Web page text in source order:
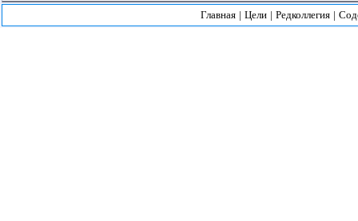
Главная | Цели | Редколлегия |